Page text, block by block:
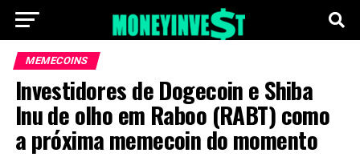
MEMECOINS
Investidores de Dogecoin e Shiba
Inu de olho em Raboo (RABT) como
a próxima memecoin do momento